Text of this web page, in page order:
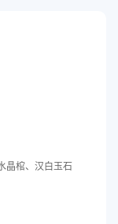
晶棺、汉白玉石